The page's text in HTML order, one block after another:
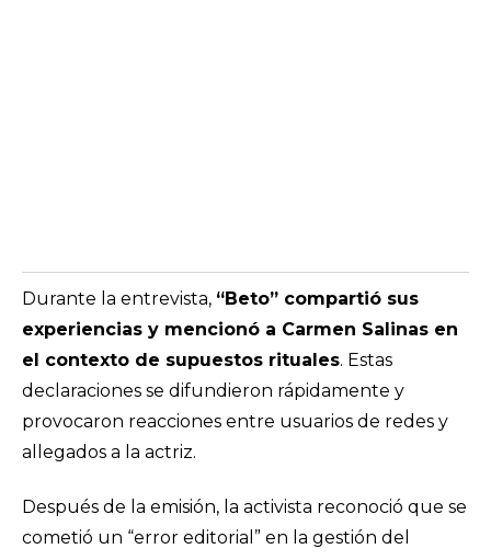
Durante la entrevista, “Beto” compartió sus
experiencias y mencionó a Carmen Salinas en
el contexto de supuestos rituales. Estas
declaraciones se difundieron rápidamente y
provocaron reacciones entre usuarios de redes y
allegados a la actriz.
Después de la emisión, la activista reconoció que se
cometió un “error editorial” en la gestión del